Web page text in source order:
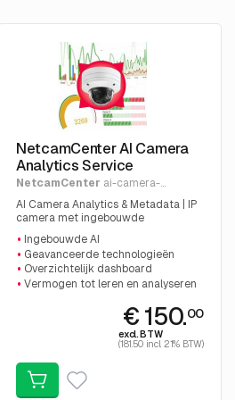
NetcamCenter AI Camera
Analytics Service
NetcamCenter ai-camera-
AI Camera Analytics & Metadata | IP
camera met ingebouwde
kunstmatige intelligentie (AI) | deep
learning systeem | geavanceerde
technologie | vermogen tot leren en
analyseren | Inzetbaar bij People &
Object counting, Traffic & Speed
statistieken & dashboards |
Maandelijkse kosten, vanaf:
Ingebouwde AI
Geavanceerde technologieën
Overzichtelijk dashboard
Vermogen tot leren en analyseren
€ 150.00
excl. BTW
(181.50 incl. 21% BTW)